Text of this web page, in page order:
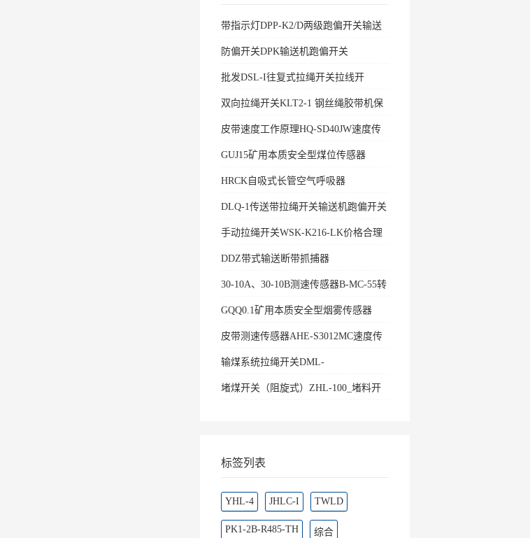
带指示灯DPP-K2/D两级跑偏开关输送
防偏开关DPK输送机跑偏开关
批发DSL-I往复式拉绳开关拉线开
双向拉绳开关KLT2-1 钢丝绳胶带机保
皮带速度工作原理HQ-SD40JW速度传
GUJ15矿用本质安全型煤位传感器
HRCK自吸式长管空气呼吸器
DLQ-1传送带拉绳开关输送机跑偏开关
手动拉绳开关WSK-K216-LK价格合理
DDZ带式输送断带抓捕器
30-10A、30-10B测速传感器B-MC-55转
GQQ0.1矿用本质安全型烟雾传感器
皮带测速传感器AHE-S3012MC速度传
输煤系统拉绳开关DML-
堵煤开关（阻旋式）ZHL-100_堵料开
标签列表
YHL-4 JHLC-I TWLD
PK1-2B-R485-TH 综合